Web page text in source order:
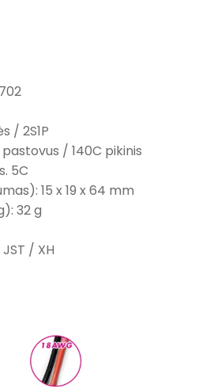
/ 2S1P
/ 140C pikinis
5C
15 x 19 x 64 mm
32 g
/ XH